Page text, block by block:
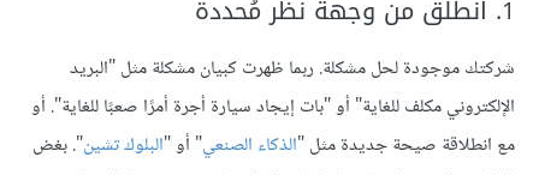
1. انطلق من وجهة نظر مُحددة
شركتك موجودة لحل مشكلة. ربما ظهرت كبيان مشكلة مثل "البريد
الإلكتروني مكلف للغاية" أو "بات إيجاد سيارة أجرة أمرًا صعبًا للغاية". أو
مع انطلاقة صيحة جديدة مثل "الذكاء الصنعي" أو "البلوك تشين". بغض